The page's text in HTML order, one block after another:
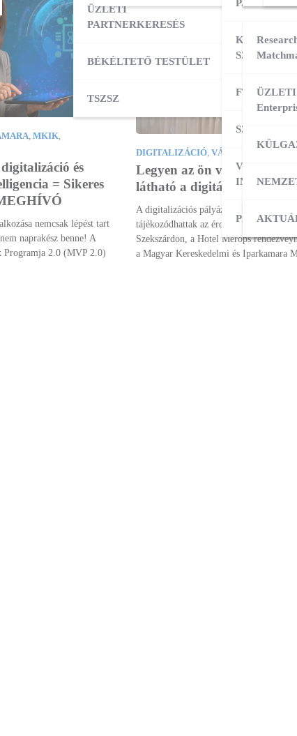
ÜZLETI
PARTNERKERESÉS
BÉKÉLTETŐ TESTÜLET
TSZSZ
KÜLPIACI
FT
INDÍTÁSA
, MKIK,
és
= Sikeres
nemcsak lépést tart
naprakész benne! A
Programja 2.0 (MVP 2.0)
DIGITALIZÁCIÓ,
Legyen az ön vállalkozása is
látható a digitális térben!
A digitalizációs pályázati forrásokról
tájékozódhattak az érdeklődők 2025.
Szekszárdon, a Hotel Merops
a Magyar Kereskedelmi és Iparkamara